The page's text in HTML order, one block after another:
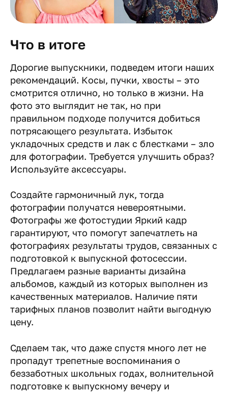
Что в итоге
Дорогие выпускники, подведем итоги наших
рекомендаций. Косы, пучки, хвосты – это
смотрится отлично, но только в жизни. На
фото это выглядит не так, но при
правильном подходе получится добиться
потрясающего результата. Избыток
укладочных средств и лак с блестками – зло
для фотографии. Требуется улучшить образ?
Используйте аксессуары.
Создайте гармоничный лук, тогда
фотографии получатся невероятными.
Фотографы же фотостудии Яркий кадр
гарантируют, что помогут запечатлеть на
фотографиях результаты трудов, связанных с
подготовкой к выпускной фотосессии.
Предлагаем разные варианты дизайна
альбомов, каждый из которых выполнен из
качественных материалов. Наличие пяти
тарифных планов позволит найти выгодную
цену.
Сделаем так, что даже спустя много лет не
пропадут трепетные воспоминания о
беззаботных школьных годах, волнительной
подготовке к выпускному вечеру и